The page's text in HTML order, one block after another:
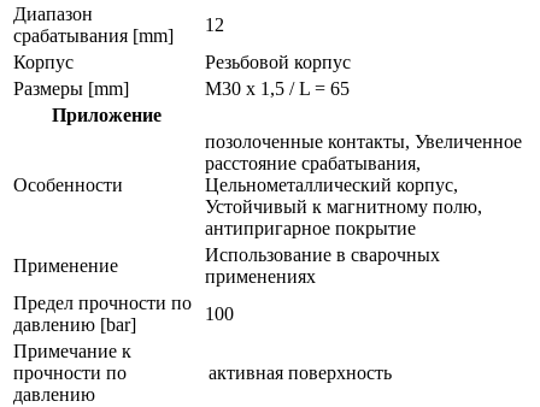
Диапазон
срабатывания [mm]
12
Корпус
Резьбовой корпус
Размеры [mm]
M30 x 1,5 / L = 65
Приложение
Особенности
позолоченные контакты, Увеличенное
расстояние срабатывания,
Цельнометаллический корпус,
Устойчивый к магнитному полю,
антипригарное покрытие
Применение
Использование в сварочных
применениях
Предел прочности по
давлению [bar]
100
Примечание к
прочности по
давлению
активная поверхность